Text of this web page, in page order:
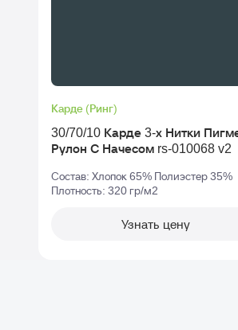
Карде (Ринг)
30/70/10 Карде 3-х Нитки
Рулон С Начесом rs-010068 v2
Состав: Хлопок 65% Полиэстер 35%
Плотность: 320 гр/м2
Узнать цену